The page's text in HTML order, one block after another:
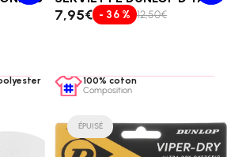
DUNLOP LONG
DUNLOP LONG
POIGNETS DUNLOP LONG
- 5,7% élasthanne - 0,9 spandex
7,95€ - 36 % 12,50€
100% coton
Composition
ÉPUISÉ